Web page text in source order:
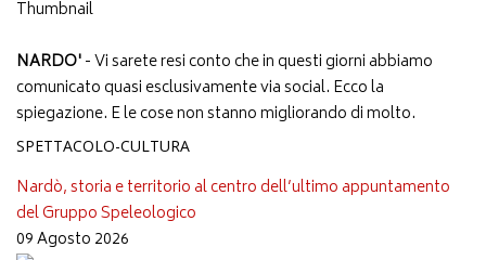
NARDO'- Vi sarete resi conto che in questi giorni abbiamo
comunicato quasi esclusivamente via social. Ecco la
spiegazione. E le cose non stanno migliorando di molto.
SPETTACOLO-CULTURA
Nardò, storia e territorio al centro dell’ultimo appuntamento
del Gruppo Speleologico
09 Agosto 2026